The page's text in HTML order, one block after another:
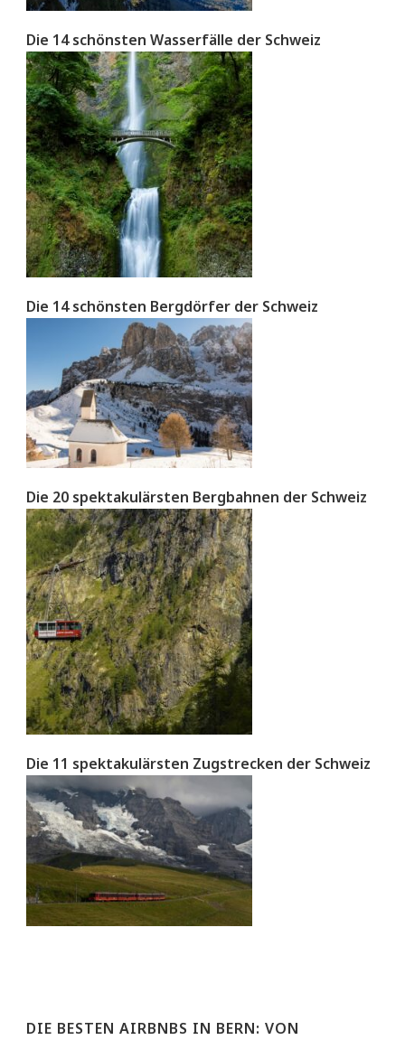
Die 14 schönsten Wasserfälle der Schweiz
Die 14 schönsten Bergdörfer der Schweiz
Die 20 spektakulärsten Bergbahnen der Schweiz
Die 11 spektakulärsten Zugstrecken der Schweiz
DIE BESTEN AIRBNBS IN BERN: VON